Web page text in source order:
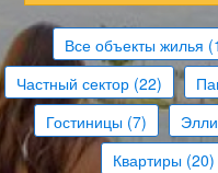
Все объекты жилья
Частный сектор (22)
Гостиницы (7)
Квартиры (20)